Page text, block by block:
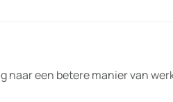
naar een betere manier van